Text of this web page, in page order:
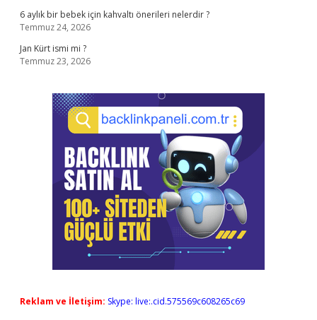
6 aylık bir bebek için kahvaltı önerileri nelerdir ?
Temmuz 24, 2026
Jan Kürt ismi mi ?
Temmuz 23, 2026
Reklam ve İletişim: Skype: live:.cid.575569c608265c69